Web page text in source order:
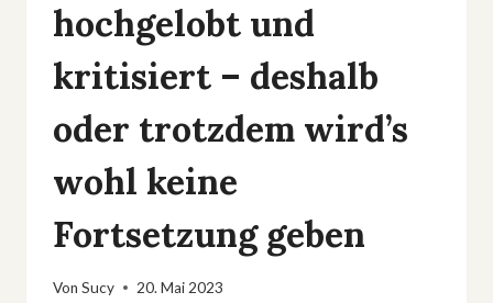
hochgelobt und
kritisiert – deshalb
oder trotzdem wird’s
wohl keine
Fortsetzung geben
Von Sucy 20. Mai 2023